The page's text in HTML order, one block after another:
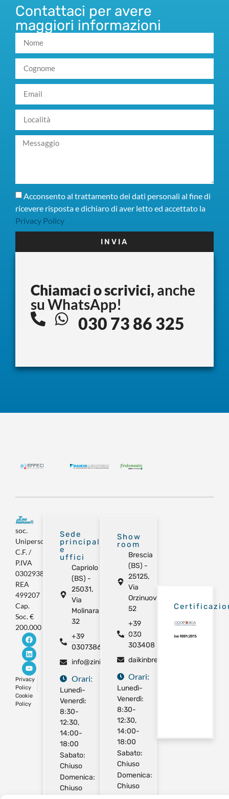
Contattaci per avere
maggiori informazioni
Acconsento al trattamento dei dati personali al fine di
ricevere risposta e dichiaro di aver letto ed accettato la
Privacy Policy
INVIA
Chiamaci o scrivici, anche
su WhatsApp!
030 73 86 325
soc.
Unipersonale
C.F. /
P.IVA
03029380981
REA
499207
Cap.
Soc. €
200.000
Privacy
Policy
Cookie
Policy
Sede
principale
e
uffici
Capriolo
(BS) -
25031,
Via
Molinara
32
+39
0307386325
info@ziniimpianti.com
Orari:
Lunedì-
Venerdì:
8:30-
12:30,
14:00-
18:00
Sabato:
Chiuso
Domenica:
Chiuso
Show
room
Brescia
(BS) -
25125,
Via
Orzinuovi
52
+39
030
303408
daikinbrescia@gmail.com
Orari:
Lunedì-
Venerdì:
8:30-
12:30,
14:00-
18:00
Sabato:
Chiuso
Domenica:
Chiuso